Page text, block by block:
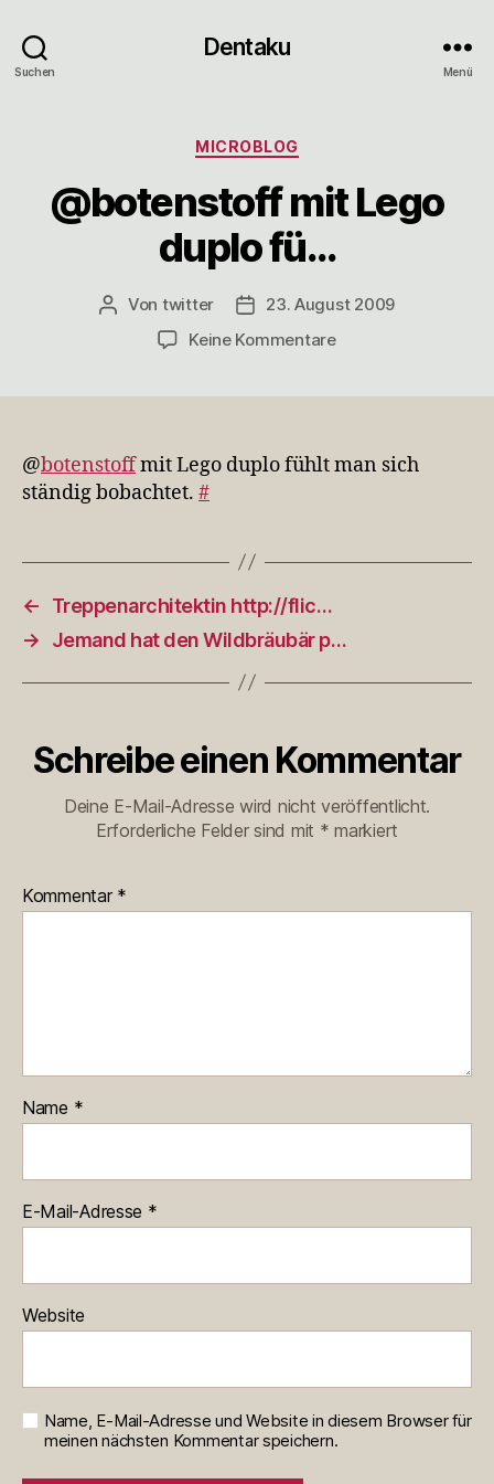
Suchen
Dentaku
Menü
Kategorien
MICROBLOG
@botenstoff mit Lego
duplo fü…
Beitragsautor
Von twitter Veröffentlichungsdatum
23. August 2009
Keine Kommentarezu
fü…
@botenstoffmit Lego duplo fühlt man sich
ständig bobachtet. #
←
Treppenarchitektin http://flic…
→
Jemand hat den Wildbräubär p…
Schreibe einen Kommentar
Deine E-Mail-Adresse wird nicht veröffentlicht.
Erforderliche Felder sind mit * markiert
Kommentar *
Name *
E-Mail-Adresse *
Website
Name, E-Mail-Adresse und Website in diesem Browser für
meinen nächsten Kommentar speichern.